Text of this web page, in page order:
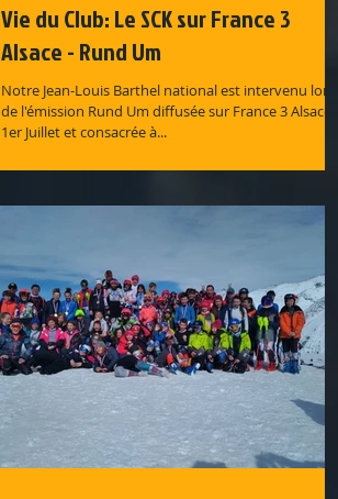
Vie du Club: Le SCK sur France 3
Alsace - Rund Um
Notre Jean-Louis Barthel national est intervenu lors
de l'émission Rund Um diffusée sur France 3 Alsace
1er Juillet et consacrée à...